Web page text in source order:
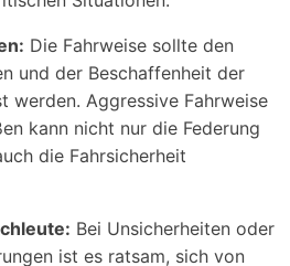
Die Fahrweise sollte den
und der Beschaffenheit der
werden. Aggressive Fahrweise
kann nicht nur die Federung
die Fahrsicherheit
Bei Unsicherheiten oder
ist es ratsam, sich von